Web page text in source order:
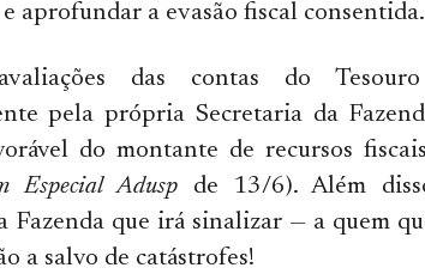
e aprofundar a evasão fiscal consentida.
das contas do
pela própria Secretaria da
do montante de recursos
Especial Adusp de 13/6). Além
Fazenda que irá sinalizar — a quem
a salvo de catástrofes!